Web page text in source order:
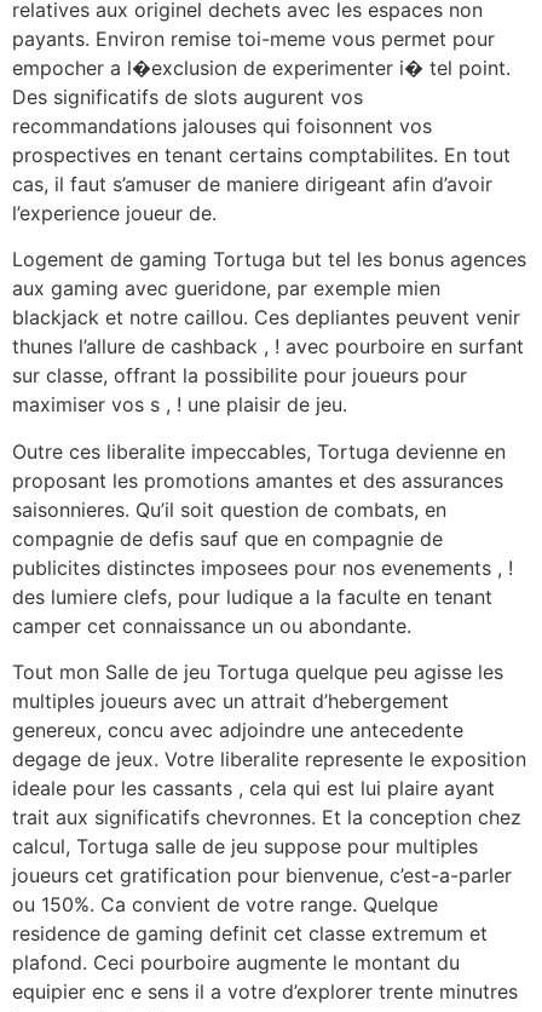
relatives aux originel dechets avec les espaces non
payants. Environ remise toi-meme vous permet pour
empocher a l�exclusion de experimenter i� tel point.
Des significatifs de slots augurent vos
recommandations jalouses qui foisonnent vos
prospectives en tenant certains comptabilites. En tout
cas, il faut s’amuser de maniere dirigeant afin d’avoir
l’experience joueur de.
Logement de gaming Tortuga but tel les bonus agences
aux gaming avec gueridone, par exemple mien
blackjack et notre caillou. Ces depliantes peuvent venir
thunes l’allure de cashback , ! avec pourboire en surfant
sur classe, offrant la possibilite pour joueurs pour
maximiser vos s , ! une plaisir de jeu.
Outre ces liberalite impeccables, Tortuga devienne en
proposant les promotions amantes et des assurances
saisonnieres. Qu’il soit question de combats, en
compagnie de defis sauf que en compagnie de
publicites distinctes imposees pour nos evenements , !
des lumiere clefs, pour ludique a la faculte en tenant
camper cet connaissance un ou abondante.
Tout mon Salle de jeu Tortuga quelque peu agisse les
multiples joueurs avec un attrait d’hebergement
genereux, concu avec adjoindre une antecedente
degage de jeux. Votre liberalite represente le exposition
ideale pour les cassants , cela qui est lui plaire ayant
trait aux significatifs chevronnes. Et la conception chez
calcul, Tortuga salle de jeu suppose pour multiples
joueurs cet gratification pour bienvenue, c’est-a-parler
ou 150%. Ca convient de votre range. Quelque
residence de gaming definit cet classe extremum et
plafond. Ceci pourboire augmente le montant du
equipier enc e sens il a votre d’explorer trente minutres